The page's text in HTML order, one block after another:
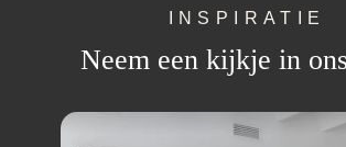
INSPIRATIE
Neem een kijkje in